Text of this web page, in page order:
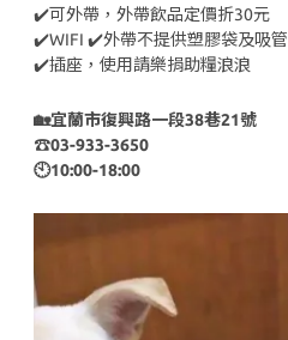
✔️可外帶，外帶飲品定價折30元
✔️WIFI ✔️外帶不提供塑膠袋及吸管
✔️插座，使用請樂捐助糧浪浪
🏡宜蘭市復興路一段38巷21號
☎️03-933-3650
🕙10:00-18:00